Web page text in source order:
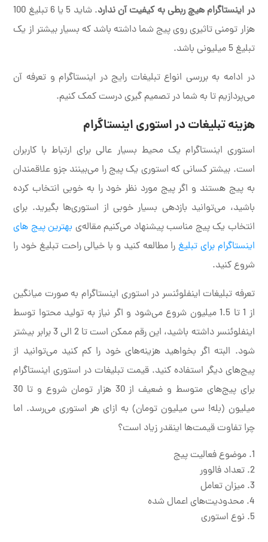
در اینستاگرام هیچ ربطی به کیفیت آن ندارد
. شاید 5 یا 6 تبلیغ 100
هزار تومنی تاثیری روی پیج شما داشته باشد که بسیار بیشتر از یک
تبلیغ 5 میلیونی باشد.
در ادامه به بررسی انواع تبلیغات رایج در اینستاگرام و تعرفه آن
می‌پردازیم تا به شما در تصمیم گیری درست کمک کنیم.
هزینه تبلیغات در استوری اینستاگرام
استوری اینستاگرام یک محیط بسیار عالی برای ارتباط با کاربران
است. بیشتر کسانی که استوری یک پیج را می‌بینند جزو علاقمندان
به پیج هستند و اگر پیج مورد نظر خود را به خوبی انتخاب کرده
باشید، می‌توانید بازدهی بسیار خوبی از استوری‌ها بگیرید. برای
انتخاب یک پیج مناسب پیشنهاد می‌کنیم مقاله‌ی بهترین پیج های
اینستاگرام برای تبلیغرا مطالعه کنید و با خیالی راحت تبلیغ خود را
شروع کنید.
تعرفه تبلیغات اینفلوئنسر در استوری اینستاگرام به صورت میانگین
از 1 تا 1.5 میلیون شروع می‌شود و اگر نیاز به تولید محتوا توسط
اینفلوئنسر داشته باشید، این رقم ممکن است تا 2 الی 3 برابر بیشتر
شود. البته اگر بخواهید هزینه‌های خود را کم کنید می‌توانید از
پیج‌های دیگر استفاده کنید. قیمت تبلیغات در استوری اینستاگرام
برای پیج‌های متوسط و ضعیف از 30 هزار تومان شروع و تا 30
میلیون (بله! سی میلیون تومان) به ازای هر استوری می‌رسد. اما
چرا تفاوت قیمت‌ها اینقدر زیاد است؟
موضوع فعالیت پیج
تعداد فالوور
میزان تعامل
محدودیت‌های اعمال شده
نوع استوری